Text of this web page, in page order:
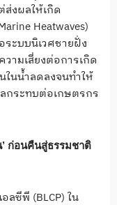
งผลให้เกิด
Heatwaves)
ระบบนิเวศชายฝั่ง
ามเสี่ยงต่อการเกิด
ในน้ำลดลงจนทำให้
กระทบต่อเกษตรกร
ก่อนคืนสู่ธรรมชาติ
ลซีพี (BLCP) ใน